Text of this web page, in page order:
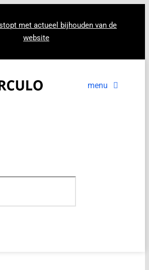
met actueel bijhouden van de
website
menu